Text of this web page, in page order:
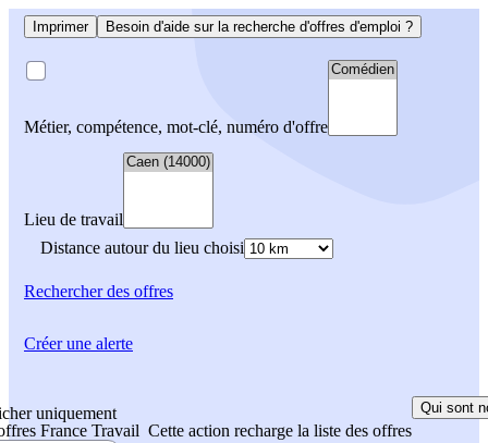
Imprimer Besoin d'aide sur la recherche d'offres d'emploi ?
Métier, compétence, mot-clé, numéro d'offre
Lieu de travail
Distance autour du lieu choisi
Rechercherdes offres
uniquement
France Travail Cette action recharge la liste des offres
Qui sont
Créer une alerte